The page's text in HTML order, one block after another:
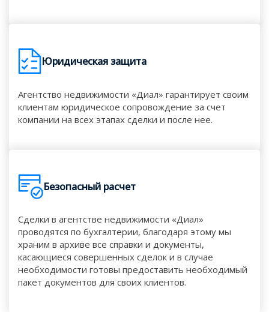
Юридическая защита
Агентство недвижимости «Диал» гарантирует своим
клиентам юридическое сопровождение за счет
компании на всех этапах сделки и после нее.
Безопасный расчет
Сделки в агентстве недвижимости «Диал»
проводятся по бухгалтерии, благодаря этому мы
храним в архиве все справки и документы,
касающиеся совершенных сделок и в случае
необходимости готовы предоставить необходимый
пакет документов для своих клиентов.